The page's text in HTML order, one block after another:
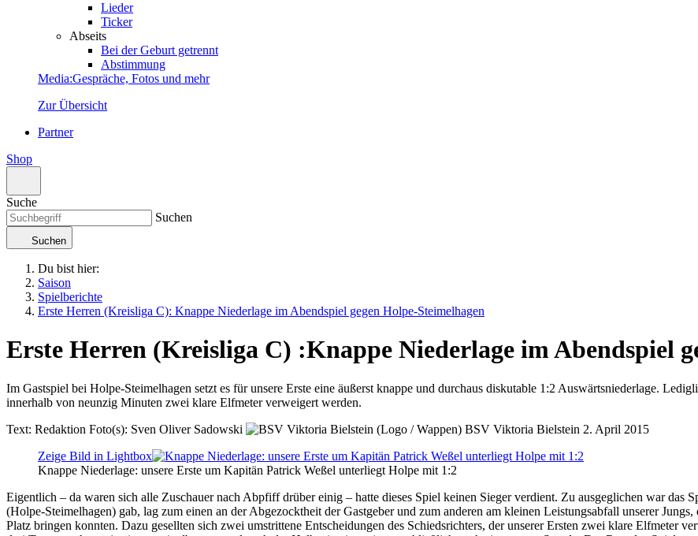
Lieder
Ticker
Abseits
Bei der Geburt getrennt
Abstimmung
Media:Gespräche, Fotos und mehr
Zur Übersicht
Partner
Shop
Suche
Suchen
Suchen
Du bist hier:
Saison
Spielberichte
Erste Herren (Kreisliga C): Knappe Niederlage im Abendspiel gegen Holpe-Steimelhagen
Erste Herren (Kreisliga C) :Knappe Niederlage im Abendspiel
Im Gastspiel bei Holpe-Steimelhagen setzt es für unsere Erste eine äußerst knappe und durchaus diskutable 1:2 Auswärtsniederlage.
innerhalb von neunzig Minuten zwei klare Elfmeter verweigert werden.
Text: Redaktion Foto(s): Sven Oliver Sadowski BSV Viktoria Bielstein 2. April 2015
Zeige Bild in Lightbox
Knappe Niederlage: unsere Erste um Kapitän Patrick Weßel unterliegt Holpe mit 1:2
Eigentlich – da waren sich alle Zuschauer nach Abpfiff drüber einig – hatte dieses Spiel keinen Sieger verdient. Zu ausgeglichen war das
(Holpe-Steimelhagen) gab, lag zum einen an der Abgezocktheit der Gastgeber und zum anderen am kleinen Leistungsabfall unserer
Platz bringen konnten. Dazu gesellten sich zwei umstrittene Entscheidungen des Schiedsrichters, der unserer Ersten zwei klare Elfmeter